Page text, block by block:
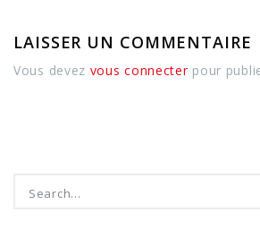
LAISSER UN COMMENTAIRE
Vous devez vous connecterpour